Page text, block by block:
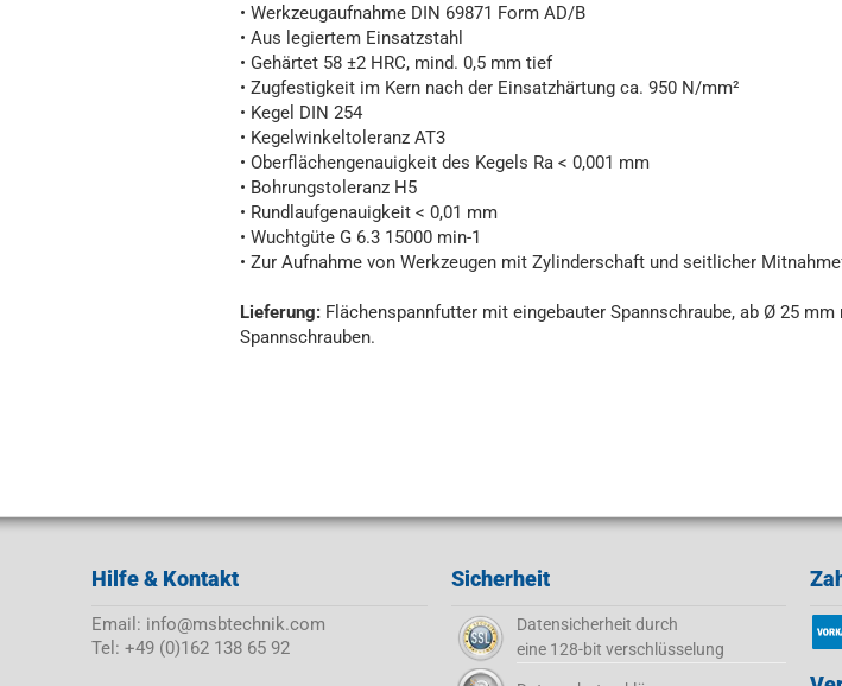
• Werkzeugaufnahme DIN 69871 Form AD/B
• Aus legiertem Einsatzstahl
• Gehärtet 58 ±2 HRC, mind. 0,5 mm tief
• Zugfestigkeit im Kern nach der Einsatzhärtung ca. 950 N/mm²
• Kegel DIN 254
• Kegelwinkeltoleranz AT3
• Oberflächengenauigkeit des Kegels Ra < 0,001 mm
• Bohrungstoleranz H5
• Rundlaufgenauigkeit < 0,01 mm
• Wuchtgüte G 6.3 15000 min-1
• Zur Aufnahme von Werkzeugen mit Zylinderschaft und seitlicher
Lieferung: Flächenspannfutter mit eingebauter Spannschraube, ab Ø 25 mm
Spannschrauben.
Hilfe & Kontakt
Email: info@msbtechnik.com
Tel: +49 (0)162 138 65 92
Sicherheit
Datensicherheit durch
eine 128-bit verschlüsselung